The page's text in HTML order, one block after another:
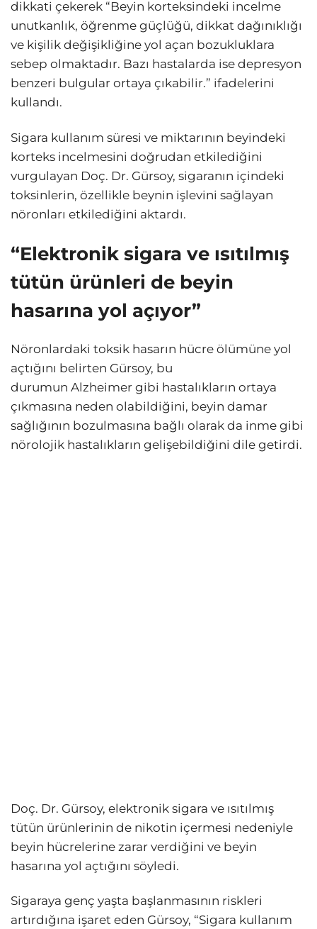
dikkati çekerek “Beyin korteksindeki incelme
unutkanlık, öğrenme güçlüğü, dikkat dağınıklığı
ve kişilik değişikliğine yol açan bozukluklara
sebep olmaktadır. Bazı hastalarda ise depresyon
benzeri bulgular ortaya çıkabilir.” ifadelerini
kullandı.
Sigara kullanım süresi ve miktarının beyindeki
korteks incelmesini doğrudan etkilediğini
vurgulayan Doç. Dr. Gürsoy, sigaranın içindeki
toksinlerin, özellikle beynin işlevini sağlayan
nöronları etkilediğini aktardı.
“Elektronik sigara ve ısıtılmış
tütün ürünleri de beyin
hasarına yol açıyor”
Nöronlardaki toksik hasarın hücre ölümüne yol
açtığını belirten Gürsoy, bu
durumun Alzheimer gibi hastalıkların ortaya
çıkmasına neden olabildiğini, beyin damar
sağlığının bozulmasına bağlı olarak da inme gibi
nörolojik hastalıkların gelişebildiğini dile getirdi.
Doç. Dr. Gürsoy, elektronik sigara ve ısıtılmış
tütün ürünlerinin de nikotin içermesi nedeniyle
beyin hücrelerine zarar verdiğini ve beyin
hasarına yol açtığını söyledi.
Sigaraya genç yaşta başlanmasının riskleri
artırdığına işaret eden Gürsoy, “Sigara kullanım